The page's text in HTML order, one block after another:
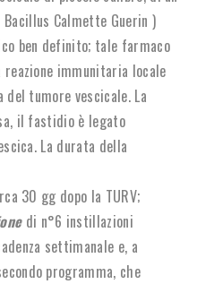
Calmette Guerin )
ben definito; tale farmaco
immunitaria locale
tumore vescicale. La
il fastidio è legato
La durata della
30 gg dopo la TURV;
di n°6 instillazioni
settimanale e, a
programma, che